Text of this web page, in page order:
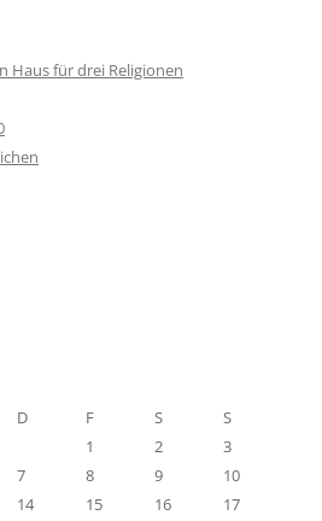
Haus für drei Religionen
D F S
S
1
2
3
7 8 9
10
14 15 16
17